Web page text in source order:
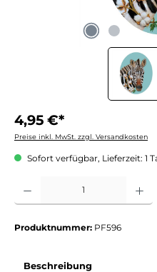
4,95 €*
Preise inkl. MwSt. zzgl. Versandkosten
Sofort verfügbar, Lieferzeit: 1
Produkt Anzahl: Gib den gewünschten
Produktnummer: PF596
Beschreibung